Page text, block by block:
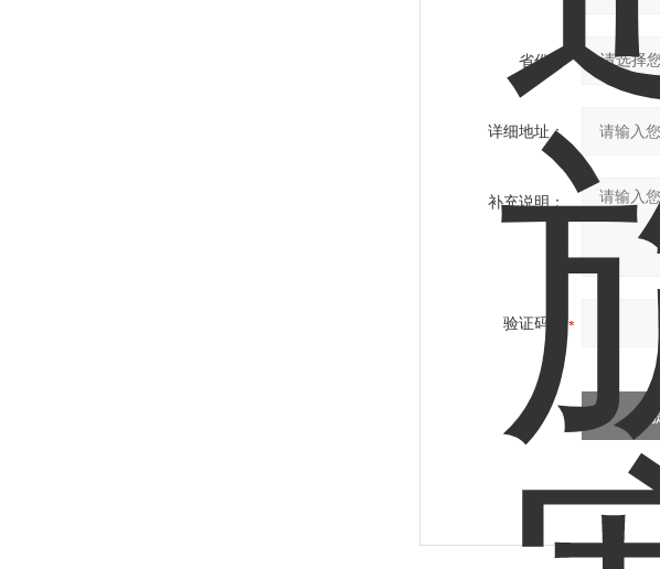
省份：
详细地址：
补充说明：
验证码：